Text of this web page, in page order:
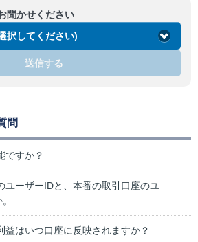
聞かせください
択してください)
送信する
問
ですか？
ユーザーIDと、本番の取引口座のユ
益はいつ口座に反映されますか？